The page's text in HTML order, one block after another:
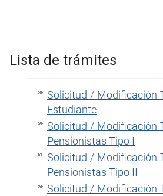
Lista de trámites
Solicitud / Modificación
Estudiante
Solicitud / Modificación
Pensionistas Tipo I
Solicitud / Modificación
Pensionistas Tipo II
Solicitud / Modificación